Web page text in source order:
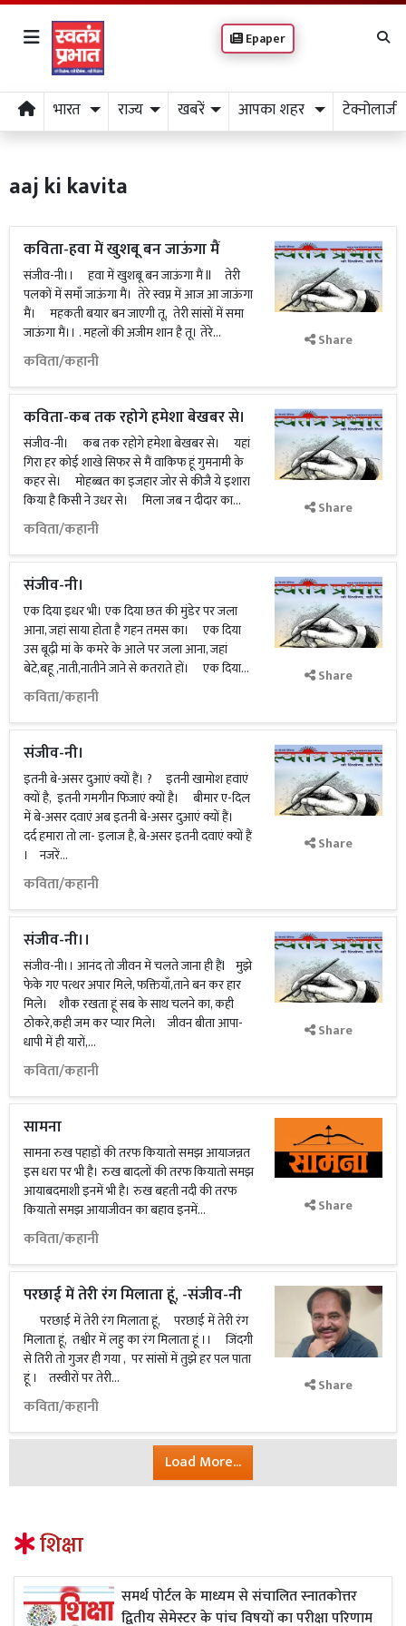
Epaper
भारत राज्य खबरें आपका शहर टेक्नोलाजी
aaj ki kavita
कविता-हवा में खुशबू बन जाऊंगा मैं
संजीव-नी।। हवा में खुशबू बन जाऊंगा मैं ll तेरी
पलकों में समाँ जाऊंगा मैं। तेरे स्वप्न में आज आ जाऊंगा
मैं। महकती बयार बन जाएगी तू, तेरी सांसों में समा
जाऊंगा मैं।। . महलों की अजीम शान है तू। तेरे...
कविता/कहानी
Share
कविता-कब तक रहोगे हमेशा बेखबर से।
संजीव-नी। कब तक रहोगे हमेशा बेखबर से। यहां
गिरा हर कोई शाखे सिफर से मैं वाकिफ हूं गुमनामी के
कहर से। मोहब्बत का इजहार जोर से कीजै ये इशारा
किया है किसी ने उधर से। मिला जब न दीदार का...
कविता/कहानी
Share
संजीव-नी।
एक दिया इधर भी। एक दिया छत की मुंडेर पर जला
आना, जहां साया होता है गहन तमस का। एक दिया
उस बूढ़ी मां के कमरे के आले पर जला आना, जहां
बेटे,बहू ,नाती,नातीने जाने से कतराते हों। एक दिया...
कविता/कहानी
Share
संजीव-नी।
इतनी बे-असर दुआएं क्यों हैं। ? इतनी खामोश हवाएं
क्यों है, इतनी गमगीन फिजाएं क्यों है। बीमार ए-दिल
में बे-असर दवाएं अब इतनी बे-असर दुआएं क्यों हैं।
दर्द हमारा तो ला- इलाज है, बे-असर इतनी दवाएं क्यों हैं
। नजरें...
कविता/कहानी
Share
संजीव-नी।।
संजीव-नी।। आनंद तो जीवन में चलते जाना ही हैंl मुझे
फेके गए पत्थर अपार मिले, फक्तियाँ,ताने बन कर हार
मिले। शौक रखता हूं सब के साथ चलने का, कही
ठोकरे,कही जम कर प्यार मिले। जीवन बीता आपा-
धापी में ही यारों,...
कविता/कहानी
Share
सामना
सामना रुख पहाड़ों की तरफ कियातो समझ आयाजन्नत
इस धरा पर भी है। रुख बादलों की तरफ कियातो समझ
आयाबदमाशी इनमें भी है। रुख बहती नदी की तरफ
कियातो समझ आयाजीवन का बहाव इनमें...
कविता/कहानी
Share
परछाई में तेरी रंग मिलाता हूं, -संजीव-नी
परछाई में तेरी रंग मिलाता हूं, परछाई में तेरी रंग
मिलाता हूं, तश्वीर में लहु का रंग मिलाता हूं ।। जिंदगी
से तिरी तो गुजर ही गया , पर सांसों में तुझे हर पल पाता
हूं । तस्वीरों पर तेरी...
कविता/कहानी
Share
Load More...
शिक्षा
समर्थ पोर्टल के माध्यम से संचालित स्नातकोत्तर
द्वितीय सेमेस्टर के पांच विषयों का परीक्षा परिणाम